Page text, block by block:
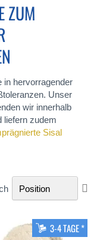
ZUM
in hervorragender
Unser
wir innerhalb
liefern zudem
Sisal
3-4 TAGE *